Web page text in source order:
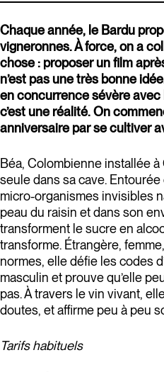
Chaque année, le Bardu
vigneronnes. À force, on a
chose : proposer un film
n’est pas une très bonne
en concurrence sévère avec
c’est une réalité. On
anniversaire par se cultiver
Béa, Colombienne installée
seule dans sa cave.
micro-organismes invisibles
peau du raisin et dans son
transforment le sucre en
transforme. Étrangère,
normes, elle défie les codes
masculin et prouve qu’elle
pas. À travers le vin vivant,
doutes, et affirme peu à peu
Tarifs habituels